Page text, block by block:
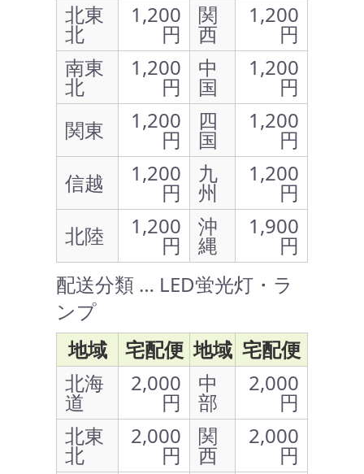
北東
北
1,200
円
関
西
1,200
円
南東
北
1,200
円
中
国
1,200
円
関東
1,200
円
四
国
1,200
円
信越
1,200
円
九
州
1,200
円
北陸
1,200
円
沖
縄
1,900
円
配送分類 … LED蛍光灯・ラ
ンプ
地域
宅配便 地域 宅配便
北海
道
2,000
円
中
部
2,000
円
北東
北
2,000
円
関
西
2,000
円